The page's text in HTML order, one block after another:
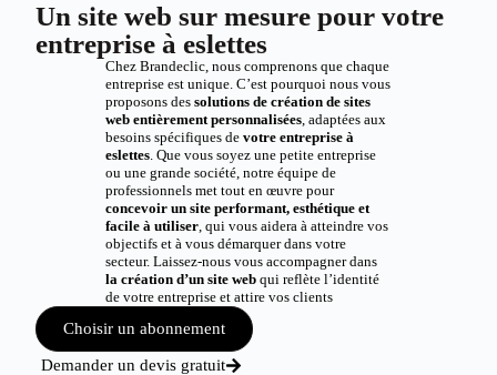
Un site web sur mesure pour votre
entreprise à eslettes
Chez Brandeclic, nous comprenons que chaque
entreprise est unique. C’est pourquoi nous vous
proposons des solutions de création de sites
web entièrement personnalisées, adaptées aux
besoins spécifiques de votre entreprise à
eslettes. Que vous soyez une petite entreprise
ou une grande société, notre équipe de
professionnels met tout en œuvre pour
concevoir un site performant, esthétique et
facile à utiliser, qui vous aidera à atteindre vos
objectifs et à vous démarquer dans votre
secteur. Laissez-nous vous accompagner dans
la création d’un site webqui reflète l’identité
de votre entreprise et attire vos clients
Choisir un abonnement
Demander un devis gratuit